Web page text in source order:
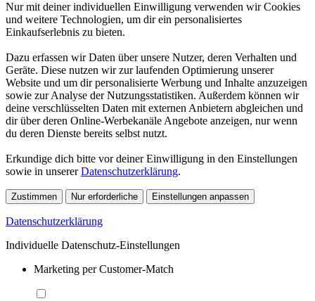
Nur mit deiner individuellen Einwilligung verwenden wir Cookies
und weitere Technologien, um dir ein personalisiertes
Einkaufserlebnis zu bieten.
Dazu erfassen wir Daten über unsere Nutzer, deren Verhalten und
Geräte. Diese nutzen wir zur laufenden Optimierung unserer
Website und um dir personalisierte Werbung und Inhalte anzuzeigen
sowie zur Analyse der Nutzungsstatistiken. Außerdem können wir
deine verschlüsselten Daten mit externen Anbietern abgleichen und
dir über deren Online-Werbekanäle Angebote anzeigen, nur wenn
du deren Dienste bereits selbst nutzt.
Erkundige dich bitte vor deiner Einwilligung in den Einstellungen
sowie in unsererDatenschutzerklärung.
Zustimmen Nur erforderliche Einstellungen anpassen
Datenschutzerklärung
Individuelle Datenschutz-Einstellungen
Marketing per Customer-Match